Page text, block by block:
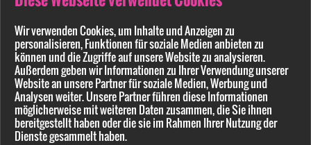
Wir verwenden Cookies, um Inhalte und Anzeigen zu
personalisieren, Funktionen für soziale Medien anbieten zu
können und die Zugriffe auf unsere Website zu analysieren.
Außerdem geben wir Informationen zu Ihrer Verwendung unserer
Website an unsere Partner für soziale Medien, Werbung und
Analysen weiter. Unsere Partner führen diese Informationen
möglicherweise mit weiteren Daten zusammen, die Sie ihnen
bereitgestellt haben oder die sie im Rahmen Ihrer Nutzung der
Dienste gesammelt haben.